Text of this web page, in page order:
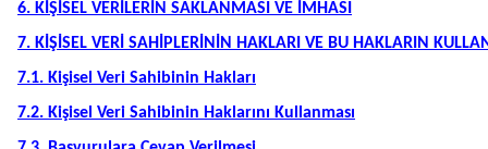
6. KİŞİSEL VERİLERİN SAKLANMASI VE İMHASI
7. KİŞİSEL VERİ SAHİPLERİNİN HAKLARI VE BU HAKLARIN
7.1. Kişisel Veri Sahibinin Hakları
7.2. Kişisel Veri Sahibinin Haklarını Kullanması